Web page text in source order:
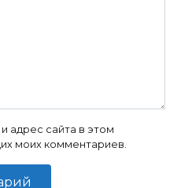
адрес сайта в этом
моих комментариев.